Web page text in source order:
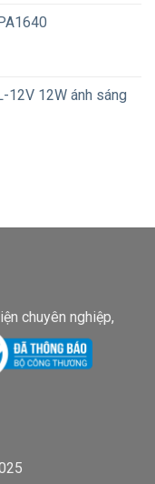
12V 12W ánh sáng
chuyên nghiệp,